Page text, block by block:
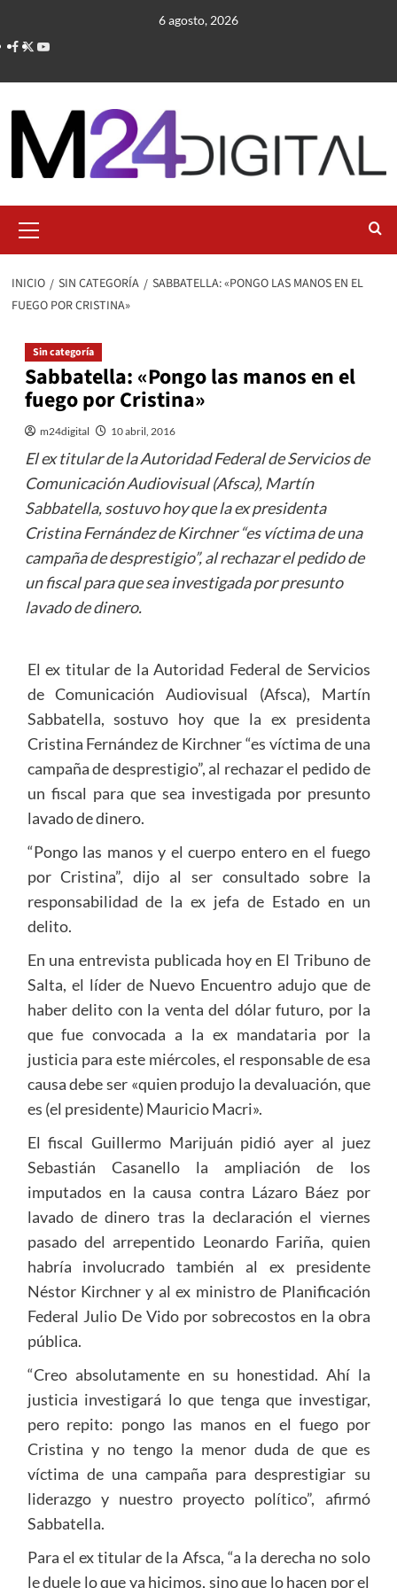
contenido
6 agosto, 2026
primario
INICIO SIN CATEGORÍA
SABBATELLA: «PONGO LAS MANOS EN EL
FUEGO POR CRISTINA»
Sin categoría
Sabbatella: «Pongo las manos en el
fuego por Cristina»
m24digital 10 abril, 2016
El ex titular de la Autoridad Federal de Servicios de
Comunicación Audiovisual (Afsca), Martín
Sabbatella, sostuvo hoy que la ex presidenta
Cristina Fernández de Kirchner “es víctima de una
campaña de desprestigio”, al rechazar el pedido de
un fiscal para que sea investigada por presunto
lavado de dinero.
El ex titular de la Autoridad Federal de Servicios
de Comunicación Audiovisual (Afsca), Martín
Sabbatella, sostuvo hoy que la ex presidenta
Cristina Fernández de Kirchner “es víctima de una
campaña de desprestigio”, al rechazar el pedido de
un fiscal para que sea investigada por presunto
lavado de dinero.
“Pongo las manos y el cuerpo entero en el fuego
por Cristina”, dijo al ser consultado sobre la
responsabilidad de la ex jefa de Estado en un
delito.
En una entrevista publicada hoy en El Tribuno de
Salta, el líder de Nuevo Encuentro adujo que de
haber delito con la venta del dólar futuro, por la
que fue convocada a la ex mandataria por la
justicia para este miércoles, el responsable de esa
causa debe ser «quien produjo la devaluación, que
es (el presidente) Mauricio Macri».
El fiscal Guillermo Marijuán pidió ayer al juez
Sebastián Casanello la ampliación de los
imputados en la causa contra Lázaro Báez por
lavado de dinero tras la declaración el viernes
pasado del arrepentido Leonardo Fariña, quien
habría involucrado también al ex presidente
Néstor Kirchner y al ex ministro de Planificación
Federal Julio De Vido por sobrecostos en la obra
pública.
“Creo absolutamente en su honestidad. Ahí la
justicia investigará lo que tenga que investigar,
pero repito: pongo las manos en el fuego por
Cristina y no tengo la menor duda de que es
víctima de una campaña para desprestigiar su
liderazgo y nuestro proyecto político”, afirmó
Sabbatella.
Para el ex titular de la Afsca, “a la derecha no solo
le duele lo que ya hicimos, sino que lo hacen por el